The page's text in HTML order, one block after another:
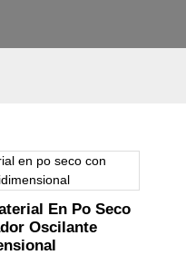
En Po Seco
Oscilante